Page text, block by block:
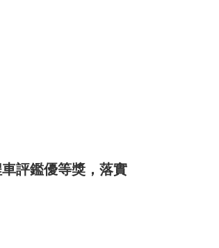
評鑑優等獎，落實